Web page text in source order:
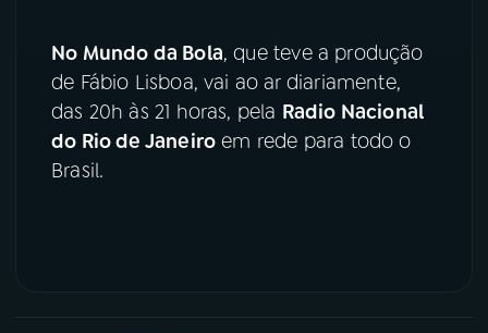
YouTube
Instagram X
TikTok
No Mundo da Bola, que teve a produção
de Fábio Lisboa, vai ao ar diariamente,
das 20h às 21 horas, pela Radio Nacional
do Rio de Janeiro em rede para todo o
Brasil.